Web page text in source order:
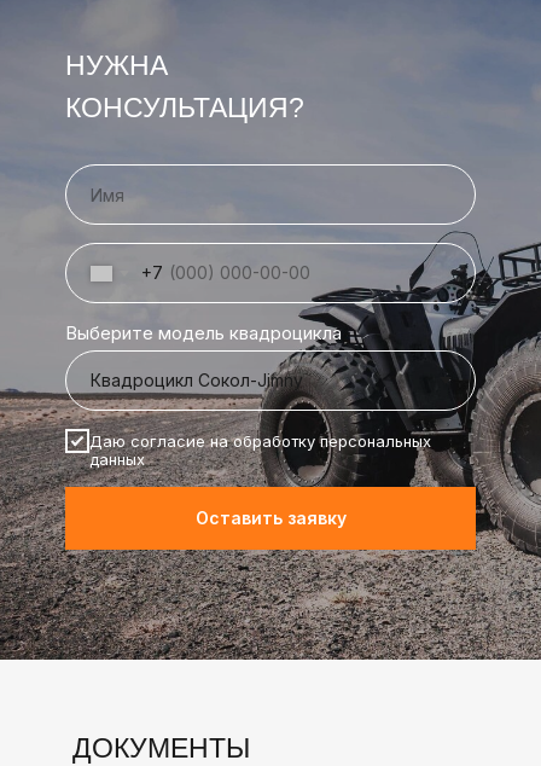
НУЖНА
КОНСУЛЬТАЦИЯ?
+7
Выберите модель квадроцикла
Даю согласие на обработку персональных
данных
Оставить заявку
ДОКУМЕНТЫ